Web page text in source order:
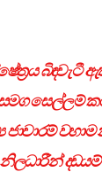
සෙල්ලම්
ජාවාරම්